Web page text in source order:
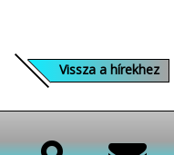
Vissza a hírekhez